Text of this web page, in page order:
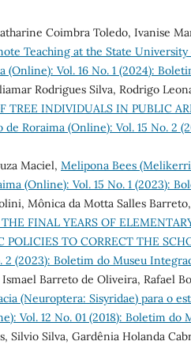
Coimbra Toledo, Ivanise
Teaching at the State
(Online): Vol. 16 No. 1 (2024):
Rodrigues Silva, Rodrigo
TREE INDIVIDUALS IN PUBLIC
Roraima (Online): Vol. 15 No. 2
Maciel, Melipona Bees
(Online): Vol. 15 No. 1 (2023):
Mônica da Motta Salles Barreto,
FINAL YEARS OF
POLICIES TO CORRECT THE
2 (2023): Boletim do Museu
Barreto de Oliveira, Rafael
(Neuroptera: Sisyridae) para o
Vol. 12 No. 01 (2018): Boletim
Silvio Silva, Gardênia Holanda